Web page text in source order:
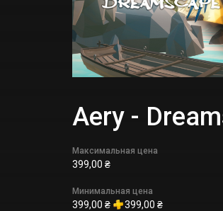
Aery -
Максимальная цена
399,00 ₴
Минимальная цена
399,00 ₴ 399,00 ₴